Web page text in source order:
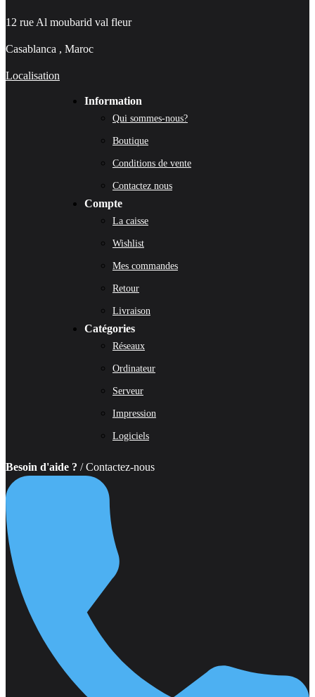
12 rue Al moubarid val fleur
Casablanca , Maroc
Localisation
Information
Qui sommes-nous?
Boutique
Conditions de vente
Contactez nous
Compte
La caisse
Wishlist
Mes commandes
Retour
Livraison
Catégories
Réseaux
Ordinateur
Serveur
Impression
Logiciels
Besoin d'aide ? / Contactez-nous